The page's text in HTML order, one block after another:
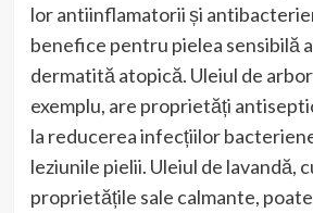
lor antiinflamatorii și
benefice pentru pielea sensibilă
dermatită atopică. Uleiul de
exemplu, are proprietăți
la reducerea infecțiilor
leziunile pielii. Uleiul de lavandă,
proprietățile sale calmante,